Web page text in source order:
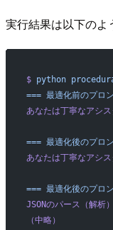
実行結果は以下のよ
$ python
=== 最適化前のプロ
あなたは丁寧なアシ
=== 最適化後のプロ
あなたは丁寧なアシ
=== 最適化後のプロ
JSONのパース（解析
（中略）